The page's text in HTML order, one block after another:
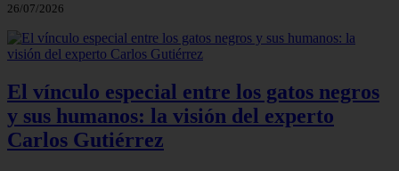
26/07/2026
El vínculo especial entre los gatos negros
y sus humanos: la visión del experto
Carlos Gutiérrez